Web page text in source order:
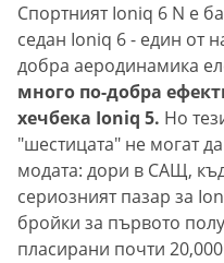
Спортният Ioniq 6 N е
седан Ioniq 6 - един от
добра аеродинамика
много по-добра
хечбека Ioniq 5. Но
"шестицата" не могат
модата: дори в САЩ,
сериозният пазар за
бройки за първото
пласирани почти